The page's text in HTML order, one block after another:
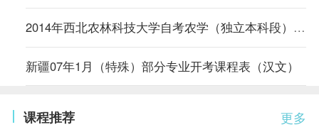
2014年西北农林科技大学自考农学（独立本科段）专业计划
新疆07年1月（特殊）部分专业开考课程表（汉文）
更多
课程推荐